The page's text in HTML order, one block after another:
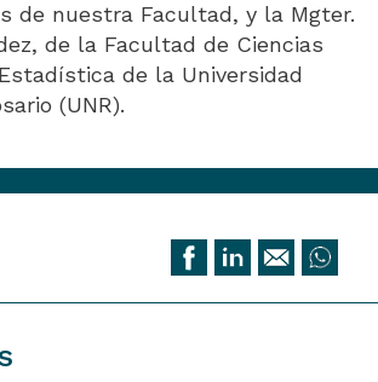
de nuestra Facultad, y la Mgter.
de la Facultad de Ciencias
de la Universidad
(UNR).